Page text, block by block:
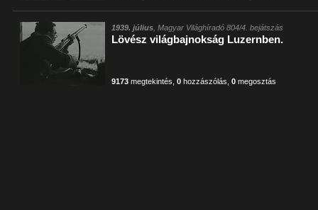
1939. július , Magyar Világhíradó 804/4. bejátszás
Lövész világbajnokság Luzernben.
9173 megtekintés ,0 hozzászólás ,0 megosztás